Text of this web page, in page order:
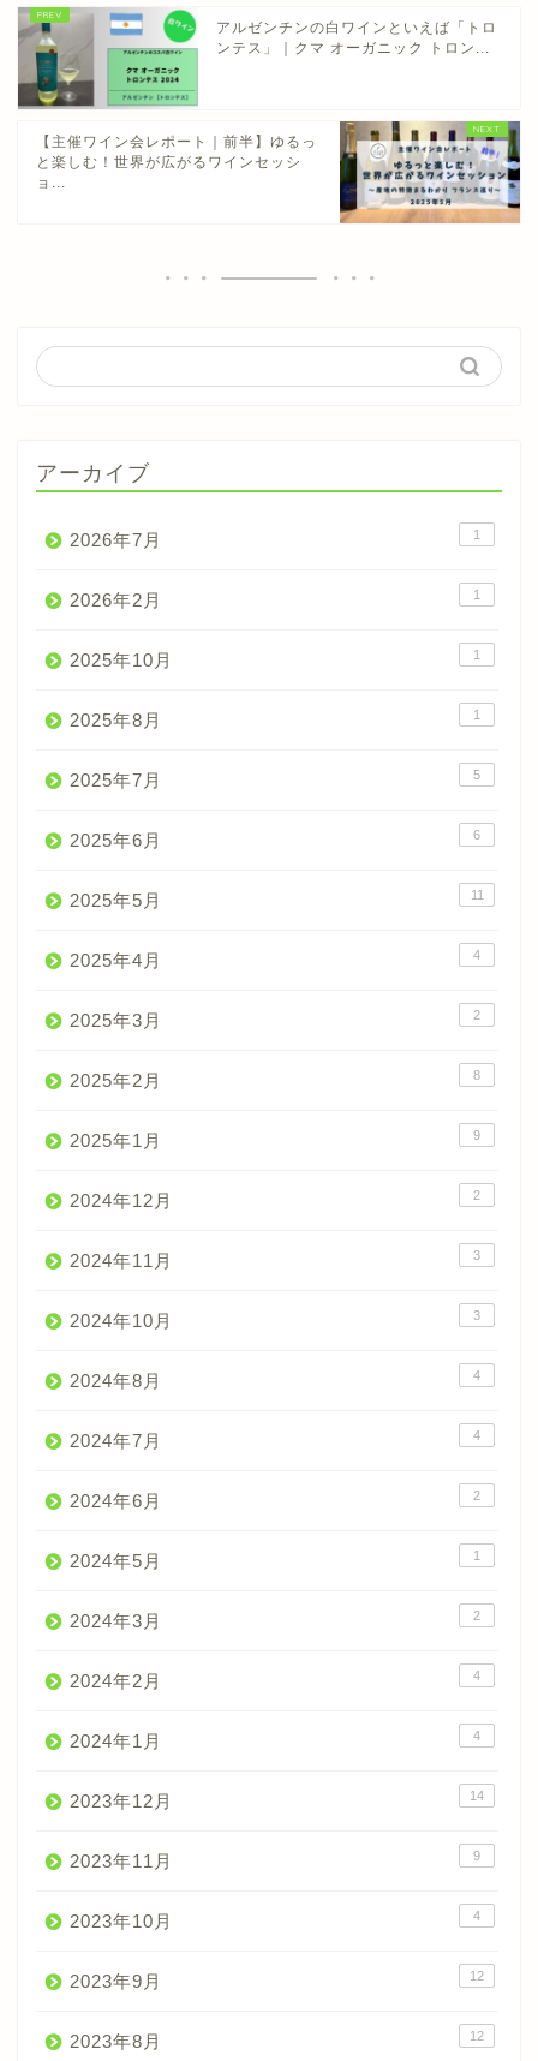
アルゼンチンの白ワインといえば「トロ
ンテス」｜クマ オーガニック トロン...
【主催ワイン会レポート｜前半】ゆるっ
と楽しむ！世界が広がるワインセッシ
ョ...
アーカイブ
2026年7月 1
2026年2月 1
2025年10月 1
2025年8月 1
2025年7月 5
2025年6月 6
2025年5月 11
2025年4月 4
2025年3月 2
2025年2月 8
2025年1月 9
2024年12月 2
2024年11月 3
2024年10月 3
2024年8月 4
2024年7月 4
2024年6月 2
2024年5月 1
2024年3月 2
2024年2月 4
2024年1月 4
2023年12月 14
2023年11月 9
2023年10月 4
2023年9月 12
2023年8月 12